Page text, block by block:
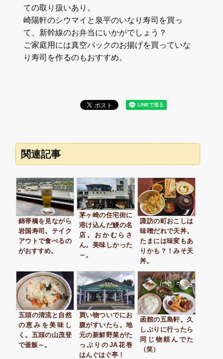
ての取り扱いあり。
崎陽軒のシウマイと泉平のいなり寿司を買っ
て、新幹線のお弁当にいかがでしょう？
ご家庭用には真空パックのお揚げを買っていな
り寿司を作るのもおすすめ。
関連記事
錦帯橋を見ながら
岩国寿司。テイク
アウトで食べるの
がおすすめ。
茅ヶ崎の住宅街に
溶け込んだ鰻の名
店。おかむらさ
ん。美味しかった
～。
諏訪の町おこしは
味噌だれで天丼。
たまには味変もあ
りかも？！みそ天
丼。
五頭の清流と自然
の恵みを美味し
く。五頭の山茂登
で釜飯～。
買い物ついでにお
腹がすいたら。地
元の新鮮野菜がた
っぷりのJA花巻
はんぐはぐ亭！
函館の五島軒。久
しぶりに行ったら
同じ物頼んでた
（笑）